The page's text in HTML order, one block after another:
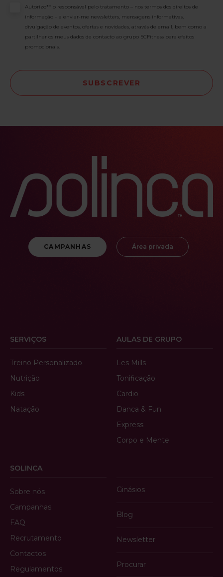
Consentimento
Autorizo** o responsável pelo tratamento – nos termos dos direitos de
informação – a enviar-me newsletters, mensagens informativas,
divulgação de eventos, ofertas e novidades, através de email, bem como a
partilhar os meus dados de contacto ao grupo SCFitness para efeitos
promocionais.
CAMPANHAS Área privada
SERVIÇOS
Treino Personalizado
Nutrição
Kids
Natação
AULAS DE GRUPO
Les Mills
Tonificação
Cardio
Danca & Fun
Express
Corpo e Mente
SOLINCA
Sobre nós
Campanhas
FAQ
Recrutamento
Contactos
Regulamentos
Ginásios
Blog
Newsletter
Procurar